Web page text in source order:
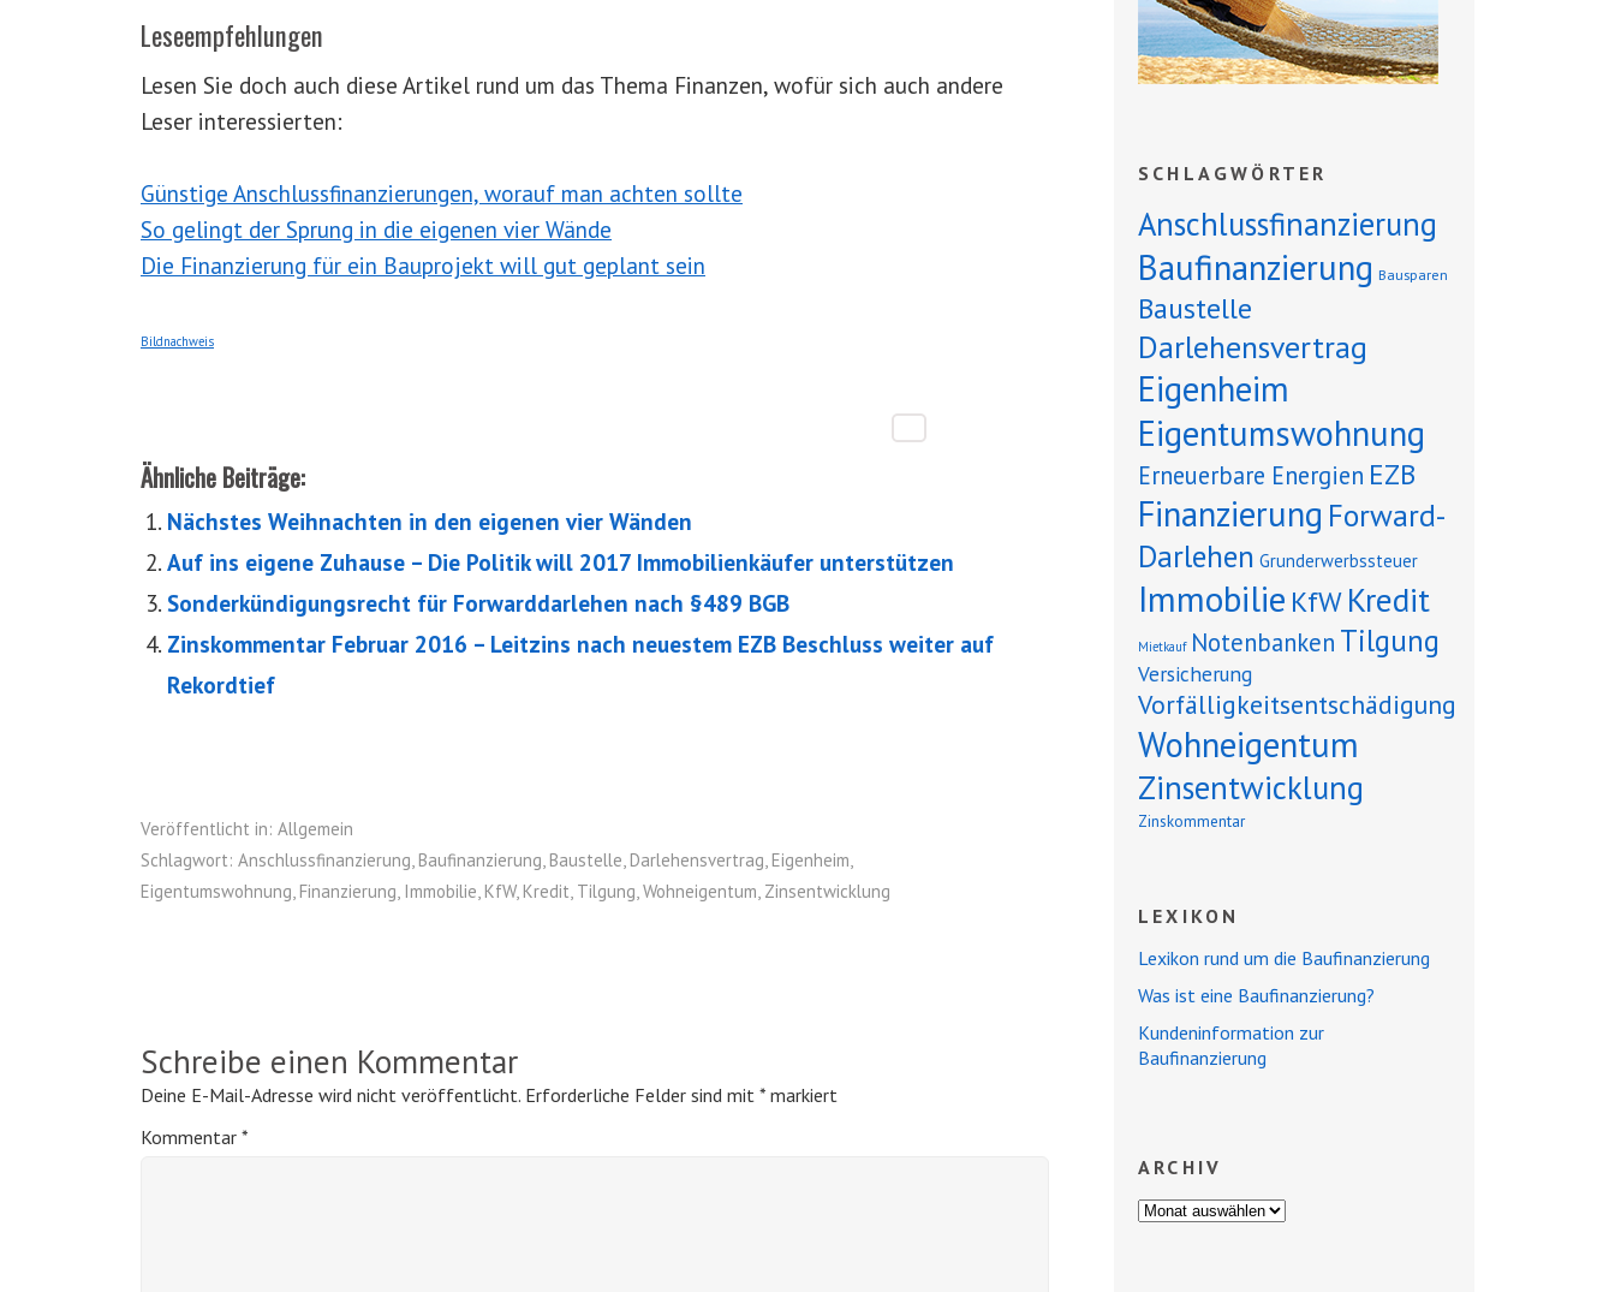
Leseempfehlungen
Lesen Sie doch auch diese Artikel rund um das Thema Finanzen, wofür sich auch andere
Leser interessierten:
Günstige Anschlussfinanzierungen, worauf man achten sollte
So gelingt der Sprung in die eigenen vier Wände
Die Finanzierung für ein Bauprojekt will gut geplant sein
Bildnachweis
Ähnliche Beiträge:
Nächstes Weihnachten in den eigenen vier Wänden
Auf ins eigene Zuhause – Die Politik will 2017 Immobilienkäufer unterstützen
Sonderkündigungsrecht für Forwarddarlehen nach §489 BGB
Zinskommentar Februar 2016 – Leitzins nach neuestem EZB Beschluss weiter auf
Rekordtief
Veröffentlicht in: Allgemein
Schlagwort: Anschlussfinanzierung, Baufinanzierung, Baustelle, Darlehensvertrag, Eigenheim,
Eigentumswohnung, Finanzierung, Immobilie, KfW, Kredit, Tilgung,Wohneigentum, Zinsentwicklung
Schreibe einen Kommentar
Deine E-Mail-Adresse wird nicht veröffentlicht. Erforderliche Felder sind mit * markiert
Kommentar *
SCHLAGWÖRTER
Anschlussfinanzierung
Baufinanzierung Bausparen
Baustelle
Darlehensvertrag
Eigenheim
Eigentumswohnung
Erneuerbare Energien EZB
Finanzierung Forward-
Darlehen Grunderwerbssteuer
Immobilie KfWKredit
Mietkauf Notenbanken Tilgung
Versicherung
Vorfälligkeitsentschädigung
Wohneigentum
Zinsentwicklung
Zinskommentar
LEXIKON
Lexikon rund um die Baufinanzierung
Was ist eine Baufinanzierung?
Kundeninformation zur
Baufinanzierung
ARCHIV